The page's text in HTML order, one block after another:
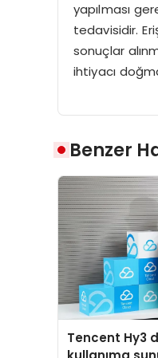
yapılması
tedavisidir.
sonuçlar
ihtiyacı
Benzer
Tencent Hy3